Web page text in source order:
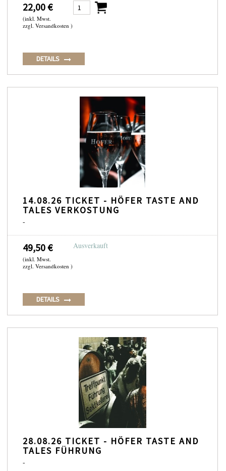
22,00 €
(inkl. Mwst.
zzgl. Versandkosten )
DETAILS
14.08.26 TICKET - HÖFER TASTE AND
TALES VERKOSTUNG
-
49,50 € Ausverkauft
(inkl. Mwst.
zzgl. Versandkosten )
DETAILS
28.08.26 TICKET - HÖFER TASTE AND
TALES FÜHRUNG
-